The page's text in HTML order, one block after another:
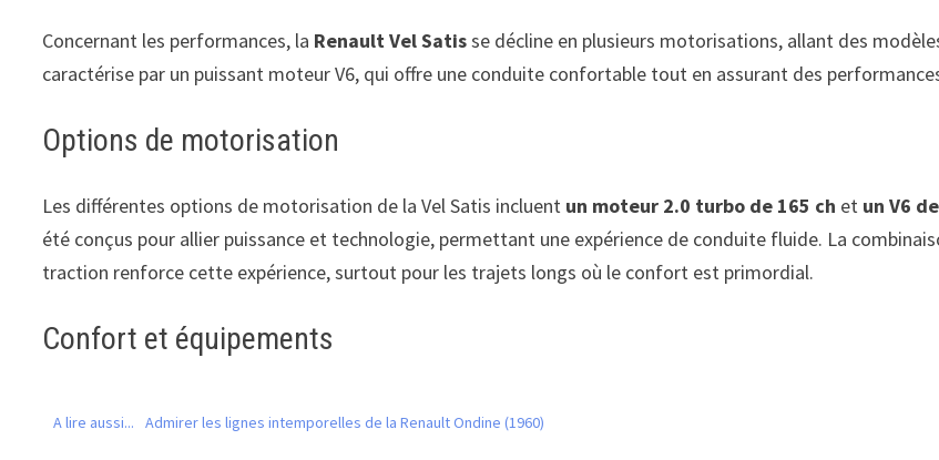
Concernant les performances, la Renault Vel Satisse décline en plusieurs motorisations, allant des
caractérise par un puissant moteur V6, qui offre une conduite confortable tout en assurant des
Options de motorisation
Les différentes options de motorisation de la Vel Satis incluent un moteur 2.0 turbo de 165 ch et un V6
été conçus pour allier puissance et technologie, permettant une expérience de conduite fluide. La
traction renforce cette expérience, surtout pour les trajets longs où le confort est primordial.
Confort et équipements
A lire aussi... Admirer les lignes intemporelles de la Renault Ondine (1960)